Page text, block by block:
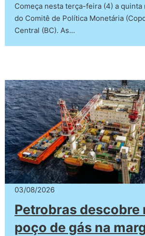
Começa nesta terça-feira (4) a
do Comitê de Política Monetária
Central (BC). As…
03/08/2026
Petrobras descobre
poço de gás na